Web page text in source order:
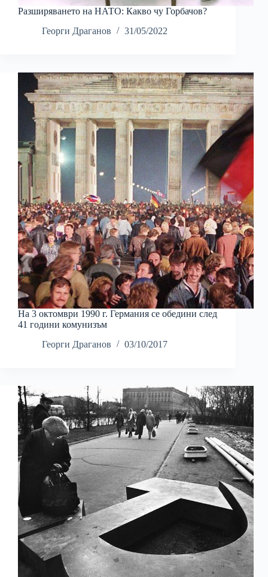
Разширяването на НАТО: Какво чу Горбачов?
Георги Драганов
31/05/2022
На 3 октомври 1990 г. Германия се обедини след
41 години комунизъм
Георги Драганов
03/10/2017